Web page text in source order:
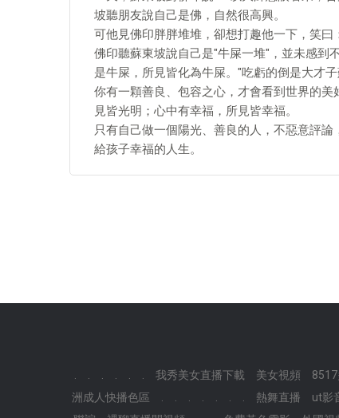
坡聽朋友說自己是佛，自然很高興。
可他見佛印胖胖堆堆，卻想打趣他一下，笑
佛印聽蘇東坡說自己是"牛屎一堆"，並未感到
是牛屎，所見皆化為牛屎。"吃虧的倒是大才子
你有一顆善良、包容之心，才會看到世界的
見皆光明；心中有幸福，所見皆幸福。
只有自己做一個陽光、善良的人，不惡意評
給孩子幸福的人生。
我秀美女直播下載 美女視頻
洲成人快播色區
熱舞直播 ut影